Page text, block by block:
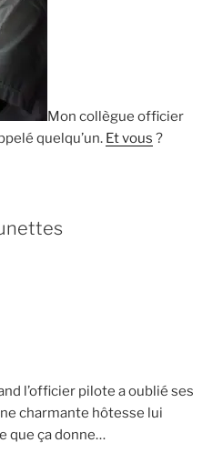
Mon collègue officier
quelqu’un. Et vous ?
l’officier pilote a oublié ses
charmante hôtesse lui
que ça donne…